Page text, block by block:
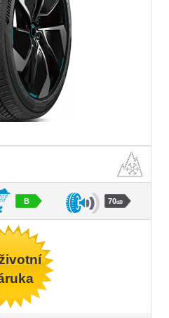
B 70dB